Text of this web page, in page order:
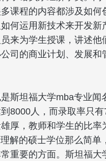
课程的内容都涉及如
何运用新技术来开发
来为学生授课，讲述
司的商业计划、发展
斯坦福大学mba专业
8000人，而录取率只
厚，教师和学生的比率
解的硕士学位那么简
重要的方面。斯坦福